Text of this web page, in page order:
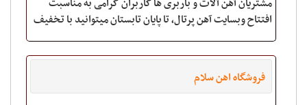
افتتاح وبسایت آهن پرتال، تا پایان تابستان میتوانید با تخفیف
فروشگاه اهن سلام